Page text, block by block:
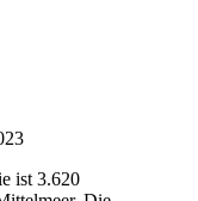
ist 3.620